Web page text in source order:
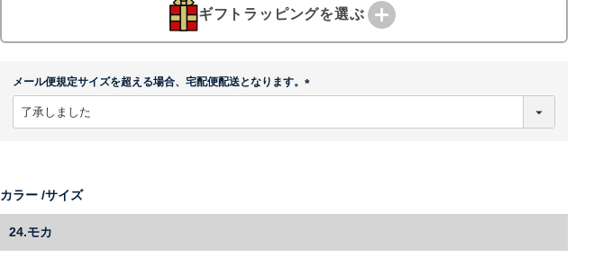
ギフトラッピングを選ぶ
メール便規定サイズを超える場合、宅配便配送となります。
カラー サイズ
24.モカ